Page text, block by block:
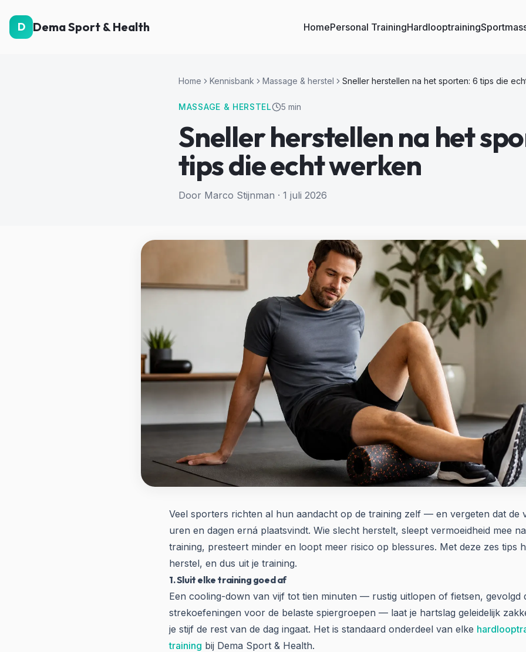
D Dema Sport & Health HomePersonal TrainingHardlooptraining
Home Kennisbank Massage & herstel Sneller herstellen na het sporten: 6 tips die
MASSAGE & HERSTEL 5 min
Sneller herstellen na het
tips die echt werken
Door Marco Stijnman · 1 juli 2026
Veel sporters richten al hun aandacht op de training zelf — en vergeten dat de
uren en dagen erná plaatsvindt. Wie slecht herstelt, sleept vermoeidheid mee
training, presteert minder en loopt meer risico op blessures. Met deze zes tips
herstel, en dus uit je training.
1. Sluit elke training goed af
Een cooling-down van vijf tot tien minuten — rustig uitlopen of fietsen, gevolgd
strekoefeningen voor de belaste spiergroepen — laat je hartslag geleidelijk
je stijf de rest van de dag ingaat. Het is standaard onderdeel van elke
training bij Dema Sport & Health.